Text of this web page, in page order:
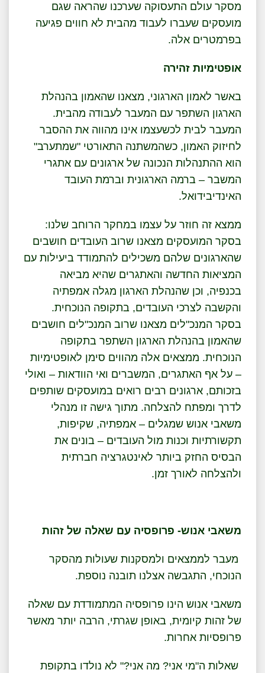
מסקר עולם התעסוקה שערכנו שהראה שגם
מועסקים שעברו לעבוד מהבית לא חווים פגיעה
בפרמטרים אלה.
אופטימיות זהירה
באשר לאמון הארגוני, מצאנו שהאמון בהנהלת
הארגון השתפר עם המעבר לעבודה מהבית.
המעבר לבית לכשעצמו אינו מהווה את ההסבר
לחיזוק האמון, כשהמשתנה התאורטי "שמתערב"
הוא ההתנהלות הנכונה של ארגונים עם אתגרי
המשבר – ברמה הארגונית וברמת העובד
האינדיבידואל.
ממצא זה חוזר על עצמו במחקר הרוחב שלנו:
בסקר המועסקים מצאנו שרוב העובדים חושבים
שהארגונים שלהם משכילים להתמודד ביעילות עם
המציאות החדשה והאתגרים שהיא מביאה
בכנפיה, וכן שהנהלת הארגון מגלה אמפתיה
והקשבה לצרכי העובדים, בתקופה הנוכחית.
בסקר המנכ"לים מצאנו שרוב המנכ"לים חושבים
שהאמון בהנהלת הארגון השתפר בתקופה
הנוכחית. ממצאים אלה מהווים סימן לאופטימיות
– על אף האתגרים, המשברים ואי הוודאות – ואולי
בזכותם, ארגונים רבים רואים במועסקים שותפים
לדרך ומפתח להצלחה. מתוך גישה זו מנהלי
משאבי אנוש שמגלים – אמפתיה, שקיפות,
תקשורתיות וכנות מול העובדים – בונים את
הבסיס החזק ביותר לאינטגרציה חברתית
ולהצלחה לאורך זמן.
משאבי אנוש- פרופסיה עם שאלה של זהות
מעבר לממצאים ולמסקנות שעולות מהסקר
הנוכחי, התגבשה אצלנו תובנה נוספת.
משאבי אנוש הינו פרופסיה המתמודדת עם שאלה
של זהות קיומית, באופן שגרתי, הרבה יותר מאשר
פרופסיות אחרות.
שאלות ה"מי אני? מה אני?" לא נולדו בתקופת